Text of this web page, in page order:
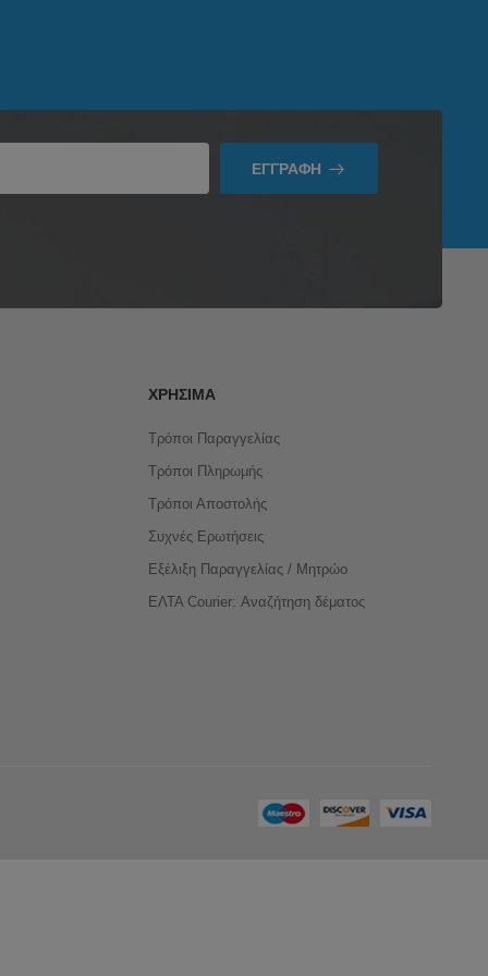
ΕΓΓΡΑΦΉ
ΧΡΉΣΙΜΑ
Τρόποι Παραγγελίας
Τρόποι Πληρωμής
Τρόποι Αποστολής
Συχνές Ερωτήσεις
Εξέλιξη Παραγγελίας / Μητρώο
ΕΛΤΑ Courier: Αναζήτηση δέματος